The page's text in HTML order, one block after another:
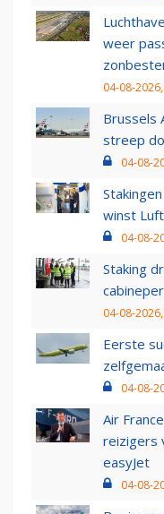
weer
04-08-
Brussels
streep
04-08-
winst
04-08-
Staking
04-08-
Eerste
04-08-
Air
reizigers
easyJet
04-08-